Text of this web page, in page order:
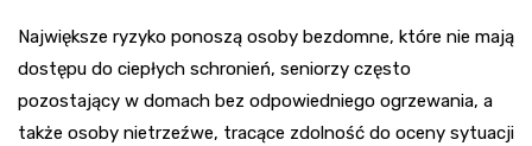
Największe ryzyko ponoszą osoby bezdomne, które nie mają
dostępu do ciepłych schronień, seniorzy często
pozostający w domach bez odpowiedniego ogrzewania, a
także osoby nietrzeźwe, tracące zdolność do oceny sytuacji